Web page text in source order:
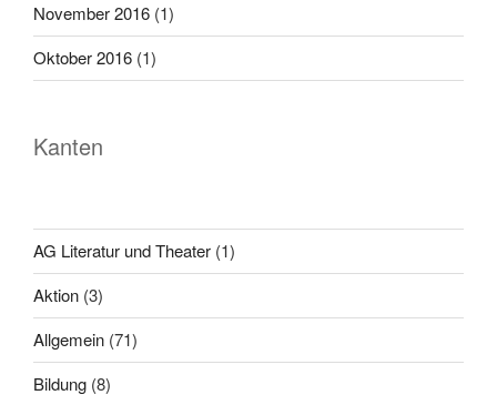
November 2016 (1)
Oktober 2016 (1)
Kanten
AG Literatur und Theater (1)
Aktion (3)
Allgemein (71)
Bildung (8)